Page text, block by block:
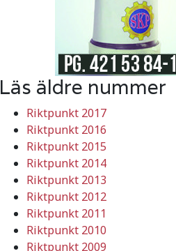
Läs äldre nummer
Riktpunkt 2017
Riktpunkt 2016
Riktpunkt 2015
Riktpunkt 2014
Riktpunkt 2013
Riktpunkt 2012
Riktpunkt 2011
Riktpunkt 2010
Riktpunkt 2009